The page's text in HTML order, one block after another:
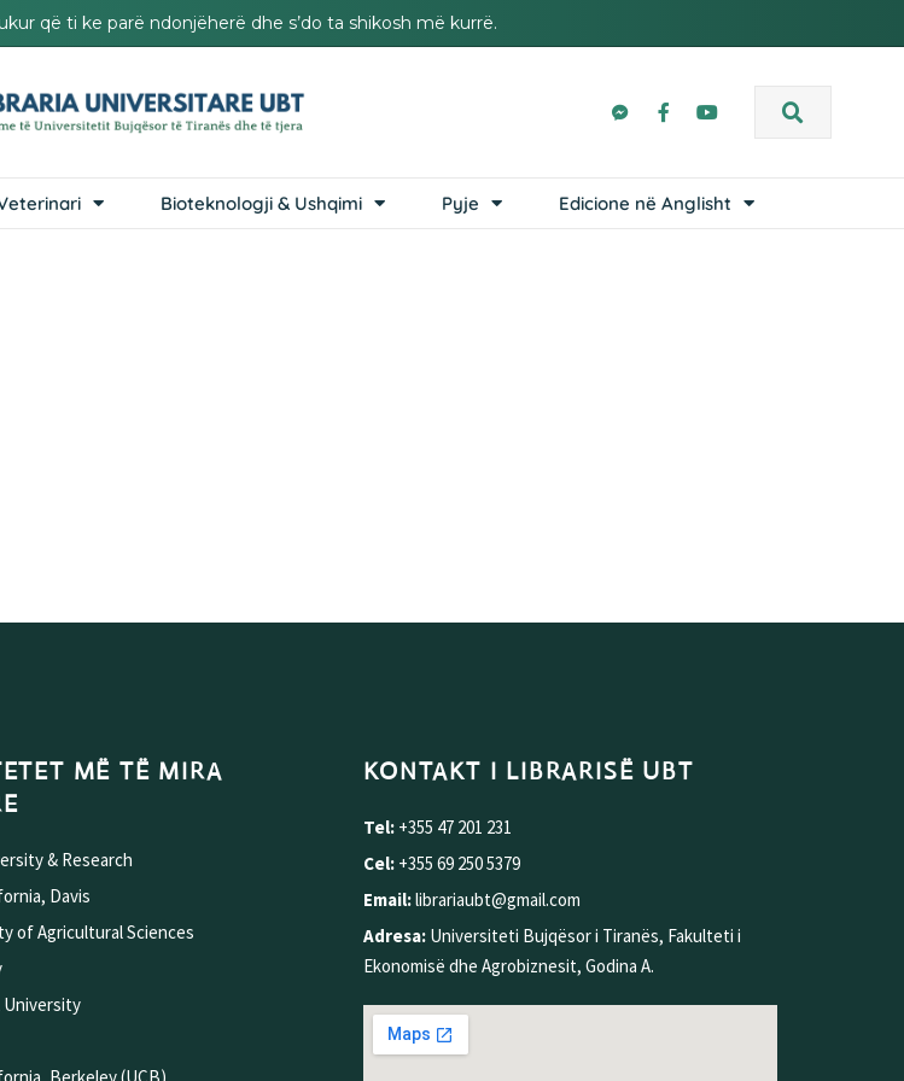
që ti ke parë ndonjëherë dhe s’do ta shikosh më kurrë.
Bioteknologji & Ushqimi Pyje Edicione në Anglisht
MË TË MIRA
& Research
Davis
of Agricultural Sciences
University
KONTAKT I LIBRARISË UBT
Tel: +355 47 201 231
Cel: +355 69 250 5379
Email:librariaubt@gmail.com
Adresa: Universiteti Bujqësor i Tiranës, Fakulteti i
Ekonomisë dhe Agrobiznesit, Godina A.